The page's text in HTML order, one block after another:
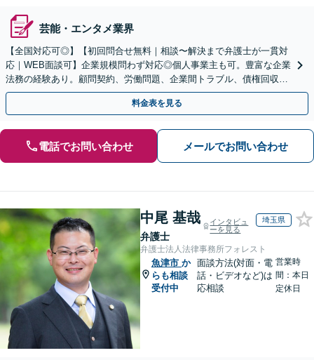
芸能・エンタメ業界
【全国対応可◎】【初回問合せ無料｜相談〜解決まで弁護士が一貫対
応｜WEB面談可】企業規模問わず対応◎個人事業主も可。豊富な企業
法務の経験あり。顧問契約、労働問題、企業間トラブル、債権回収、
契約書のリーガルチェック等、サポートします。
料金表を見る
電話でお問い合わせ メールでお問い合わせ
中尾 基哉
弁護士
インタビュ
ーを見る
埼玉県
弁護士法人法律事務所フォレスト
魚津市 か
らも相談
受付中
面談方法(対面・電
話・ビデオなど)は
応相談
営業時
間：本日
定休日